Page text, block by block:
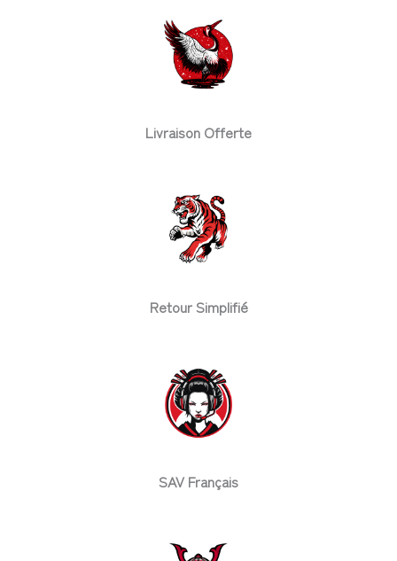
Livraison Offerte
Retour Simplifié
SAV Français